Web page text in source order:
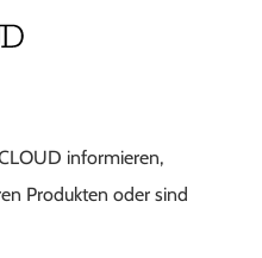
informieren,
Produkten oder sind